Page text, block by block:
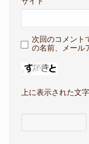
次回のコメント
の名前、メール
上に表示された文